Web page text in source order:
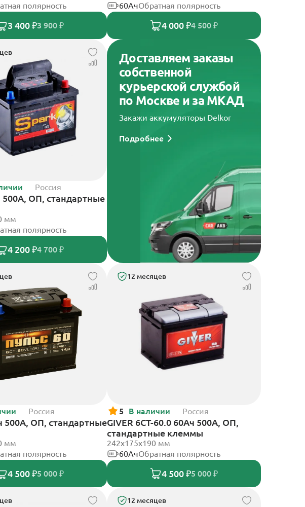
полярность
3 400 ₽3 900 ₽
60АчОбратная полярность
4 000 ₽4 500 ₽
Россия
500А, ОП, стандартные
мм
полярность
4 200 ₽4 700 ₽
Доставляем заказы
собственной
курьерской службой
по Москве и за МКАД
Закажи аккумуляторы Delkor
Подробнее
Россия
500А, ОП, стандартные
мм
полярность
4 500 ₽5 000 ₽
12 месяцев
5 В наличии Россия
GIVER 6СТ-60.0 60Ач 500А, ОП,
стандартные клеммы
242х175х190 мм
60АчОбратная полярность
4 500 ₽5 000 ₽
12 месяцев